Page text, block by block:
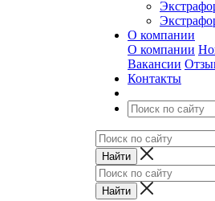
О компании
О компании
Вакансии
Контакты